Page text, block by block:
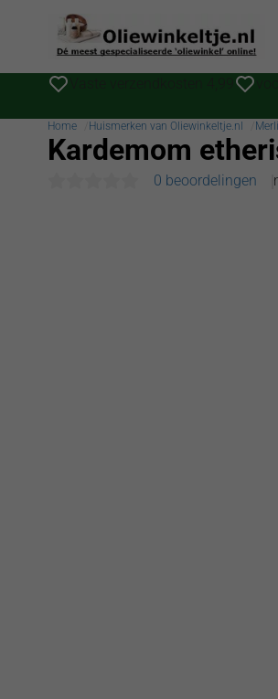
Home Huismerken van Oliewinkeltje.nl
Kardemom
0 beoordelingen